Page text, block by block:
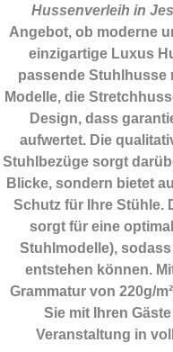
Hussenverleih in
Angebot, ob moderne
einzigartige Luxus
passende Stuhlhusse
Modelle, die
Design, dass
aufwertet. Die
Stuhlbezüge sorgt
Blicke, sondern bietet
Schutz für Ihre Stühle.
sorgt für eine
Stuhlmodelle),
entstehen können.
Grammatur von 220g/
Sie mit Ihren
Veranstaltung in